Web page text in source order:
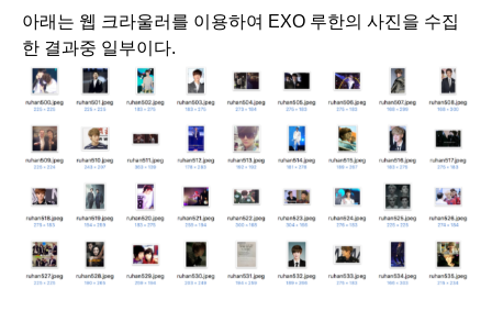
아래는 웹 크라울러를 이용하여 EXO 루한의 사진을 수집
한 결과중 일부이다.